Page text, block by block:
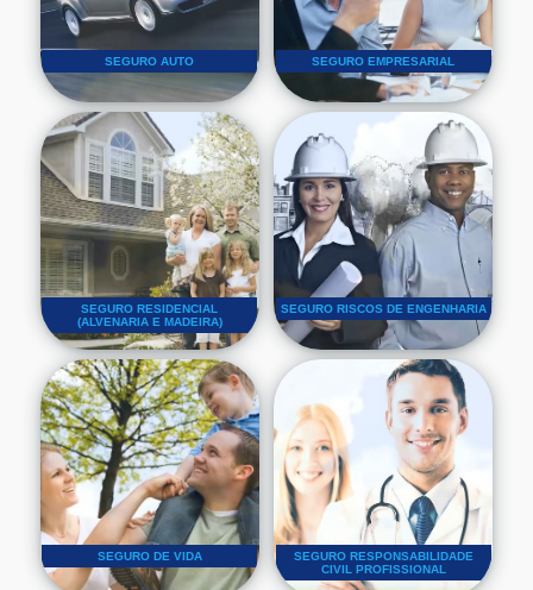
SEGURO AUTO SEGURO EMPRESARIAL
SEGURO RESIDENCIAL
(ALVENARIA E MADEIRA)
SEGURO RISCOS DE ENGENHARIA
SEGURO DE VIDA
SEGURO RESPONSABILIDADE
CIVIL PROFISSIONAL